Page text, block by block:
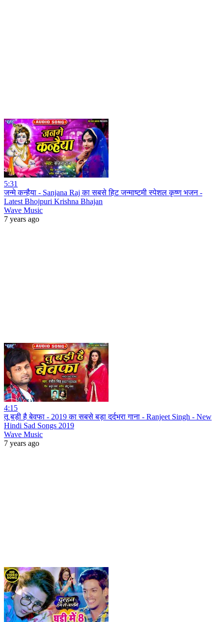
5:31
जन्मे कन्हैया - Sanjana Raj का सबसे हिट जन्माष्टमी स्पेशल कृष्ण भजन -
Latest Bhojpuri Krishna Bhajan
Wave Music
7 years ago
4:15
तू बड़ी है बेवफा - 2019 का सबसे बड़ा दर्दभरा गाना - Ranjeet Singh - New
Hindi Sad Songs 2019
Wave Music
7 years ago